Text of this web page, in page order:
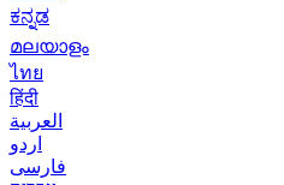
ಕನ್ನಡ
മലയാളം
ไทย
हिंदी
العربية
اردو
فارسی